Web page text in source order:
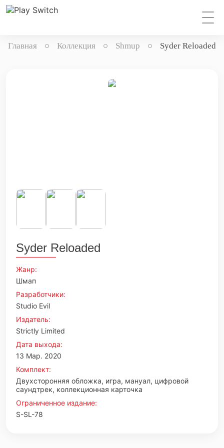
Главная Коллекция Shmup Syder Reloaded
Syder Reloaded
Жанр:
Шмап
Разработчики:
Studio Evil
Издатель:
Strictly Limited
Дата выхода:
13 Мар. 2020
Комплект:
Двухсторонняя обложка, игра, мануал, цифровой
саундтрек, коллекционная карточка
Ограниченное издание:
S-SL-78